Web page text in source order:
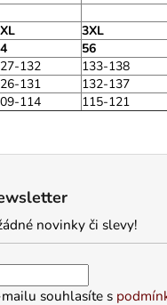
3XL
56
132 133-138
131 132-137
114 115-121
novinky či slevy!
souhlasíte s